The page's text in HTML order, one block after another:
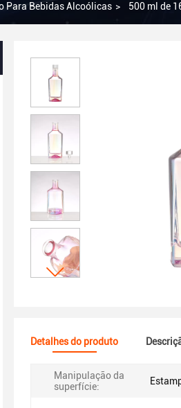
Para Bebidas Alcoólicas > 500 ml de
Detalhes do produto
Manipulação da
superfície: